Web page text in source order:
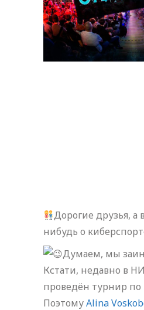
Дорогие друзья, а
нибудь о
Думаем, мы
Кстати, недавно в
проведён турнир по
ПоэтомуAlina